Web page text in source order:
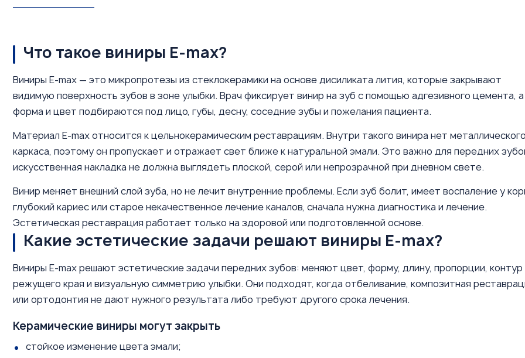
Что такое виниры E-max?
Виниры E-max — это микропротезы из стеклокерамики на основе дисиликата лития, которые закрывают
видимую поверхность зубов в зоне улыбки. Врач фиксирует винир на зуб с помощью адгезивного цемента, а
форма и цвет подбираются под лицо, губы, десну, соседние зубы и пожелания пациента.
Материал E-max относится к цельнокерамическим реставрациям. Внутри такого винира нет металлического
каркаса, поэтому он пропускает и отражает свет ближе к натуральной эмали. Это важно для передних
искусственная накладка не должна выглядеть плоской, серой или непрозрачной при дневном свете.
Винир меняет внешний слой зуба, но не лечит внутренние проблемы. Если зуб болит, имеет воспаление у
глубокий кариес или старое некачественное лечение каналов, сначала нужна диагностика и лечение.
Эстетическая реставрация работает только на здоровой или подготовленной основе.
Какие эстетические задачи решают виниры E-max?
Виниры E-max решают эстетические задачи передних зубов: меняют цвет, форму, длину, пропорции, контур
режущего края и визуальную симметрию улыбки. Они подходят, когда отбеливание, композитная
или ортодонтия не дают нужного результата либо требуют другого срока лечения.
Керамические виниры могут закрыть
стойкое изменение цвета эмали;